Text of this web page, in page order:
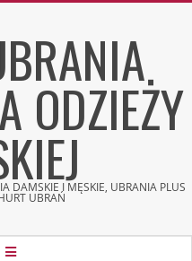
ODZIEŻY
DAMSKIE I MĘSKIE, UBRANIA PLUS
UBRAŃ